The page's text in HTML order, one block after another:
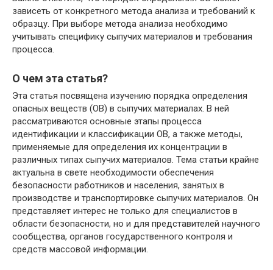
зависеть от конкретного метода анализа и требований к
образцу. При выборе метода анализа необходимо
учитывать специфику сыпучих материалов и требования
процесса.
О чем эта статья?
Эта статья посвящена изучению порядка определения
опасных веществ (ОВ) в сыпучих материалах. В ней
рассматриваются основные этапы процесса
идентификации и классификации ОВ, а также методы,
применяемые для определения их концентрации в
различных типах сыпучих материалов. Тема статьи крайне
актуальна в свете необходимости обеспечения
безопасности работников и населения, занятых в
производстве и транспортировке сыпучих материалов. Он
представляет интерес не только для специалистов в
области безопасности, но и для представителей научного
сообщества, органов государственного контроля и
средств массовой информации.